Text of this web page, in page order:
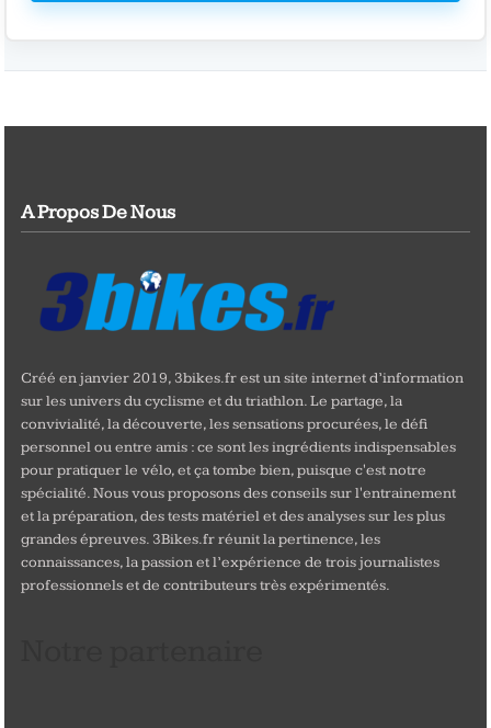
A Propos De Nous
Créé en janvier 2019, 3bikes.fr est un site internet d’information
sur les univers du cyclisme et du triathlon. Le partage, la
convivialité, la découverte, les sensations procurées, le défi
personnel ou entre amis : ce sont les ingrédients indispensables
pour pratiquer le vélo, et ça tombe bien, puisque c'est notre
spécialité. Nous vous proposons des conseils sur l'entrainement
et la préparation, des tests matériel et des analyses sur les plus
grandes épreuves. 3Bikes.fr réunit la pertinence, les
connaissances, la passion et l’expérience de trois journalistes
professionnels et de contributeurs très expérimentés.